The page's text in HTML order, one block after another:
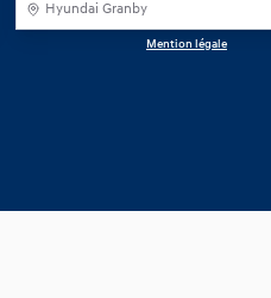
Hyundai Granby
Mention légale